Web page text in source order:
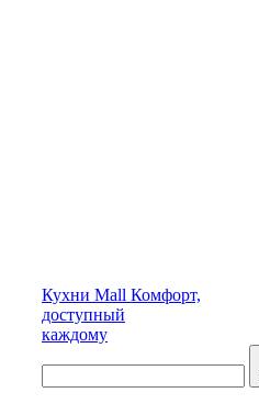
Кухни Mall Комфорт,
доступный
каждому